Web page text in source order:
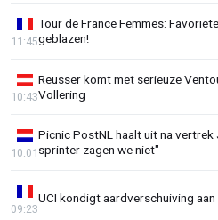
Tour de France Femmes:
geblazen!
11:45
Reusser komt met serieuze
Vollering
10:43
Picnic PostNL haalt uit na
sprinter zagen we niet"
10:01
UCI kondigt aardverschuiving
09:23